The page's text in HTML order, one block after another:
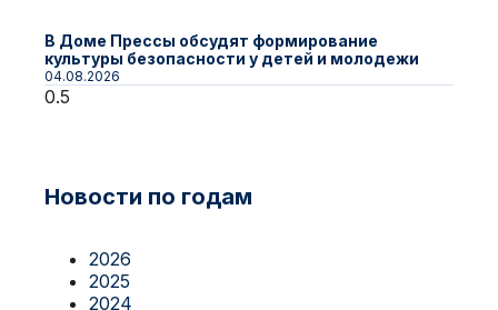
В Доме Прессы обсудят формирование
культуры безопасности у детей и молодежи
04.08.2026
Новости по годам
2026
2025
2024